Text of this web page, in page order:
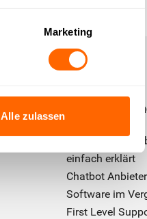
Marketing
Alle zulassen
Wir lieben
Was ist ein
einfach erklärt
Chatbot
Software im
First Level